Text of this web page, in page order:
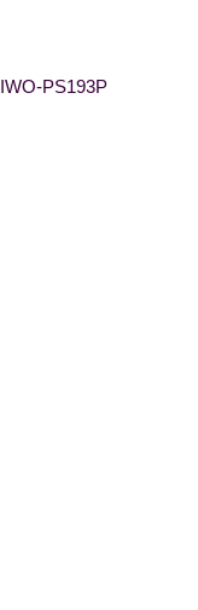
PS193P